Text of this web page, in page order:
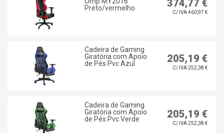
Preto/vermelho
374,77 €
C/ IVA 460,97 €
Cadeira de Gaming
Giratória com Apoio
de Pés Pvc Azul
205,19 €
C/ IVA 252,38 €
Cadeira de Gaming
Giratória com Apoio
de Pés Pvc Verde
205,19 €
C/ IVA 252,38 €